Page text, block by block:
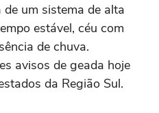
um sistema de alta
estável, céu com
de chuva.
avisos de geada hoje
da Região Sul.